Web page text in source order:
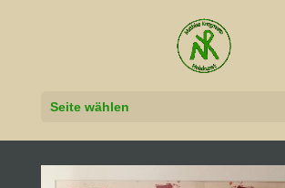
Seite wählen